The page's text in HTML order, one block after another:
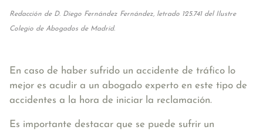
Redacción de D. Diego Fernández Fernández, letrado 125.741 del Ilustre
Colegio de Abogados de Madrid.
En caso de haber sufrido un accidente de tráfico lo
mejor es acudir a un abogado experto en este tipo de
accidentes a la hora de iniciar la reclamación.
Es importante destacar que se puede sufrir un